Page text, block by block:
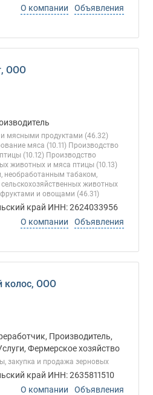
О компании
Объявления
ООО
мясными продуктами (46.32)
мяса (10.11) Производство
(10.12) Производство
животных и мяса птицы (10.13)
необработанным табаком,
животных
и овощами (46.31)
край ИНН: 2624033956
О компании
Объявления
колос, ООО
Производитель,
Фермерское хозяйство
закупка и продажа зерновых
край ИНН: 2635811510
О компании
Объявления